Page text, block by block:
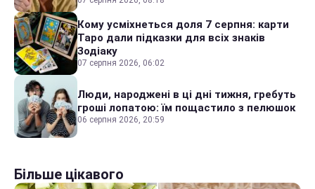
Кому усміхнеться доля 7 серпня: карти
Таро дали підказки для всіх знаків
Зодіаку
07 серпня 2026, 06:02
Люди, народжені в ці дні тижня, гребуть
гроші лопатою: їм пощастило з пелюшок
06 серпня 2026, 20:59
Більше цікавого